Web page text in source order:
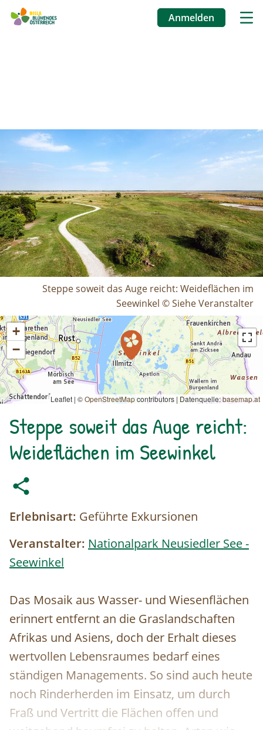
Anmelden
Steppe soweit das Auge reicht: Weideflächen im
Seewinkel © Siehe Veranstalter
+
−
Leaflet | ©OpenStreetMapcontributors |Datenquelle:basemap.at
Steppe soweit das Auge reicht:
Weideflächen im Seewinkel
Erlebnisart: Geführte Exkursionen
Veranstalter: Nationalpark Neusiedler See -
Seewinkel
Das Mosaik aus Wasser- und Wiesenflächen
erinnert entfernt an die Graslandschaften
Afrikas und Asiens, doch der Erhalt dieses
wertvollen Lebensraumes bedarf eines
ständigen Managements. So sind auch heute
noch Rinderherden im Einsatz, um durch
Fraß und Vertritt die Flächen offen und